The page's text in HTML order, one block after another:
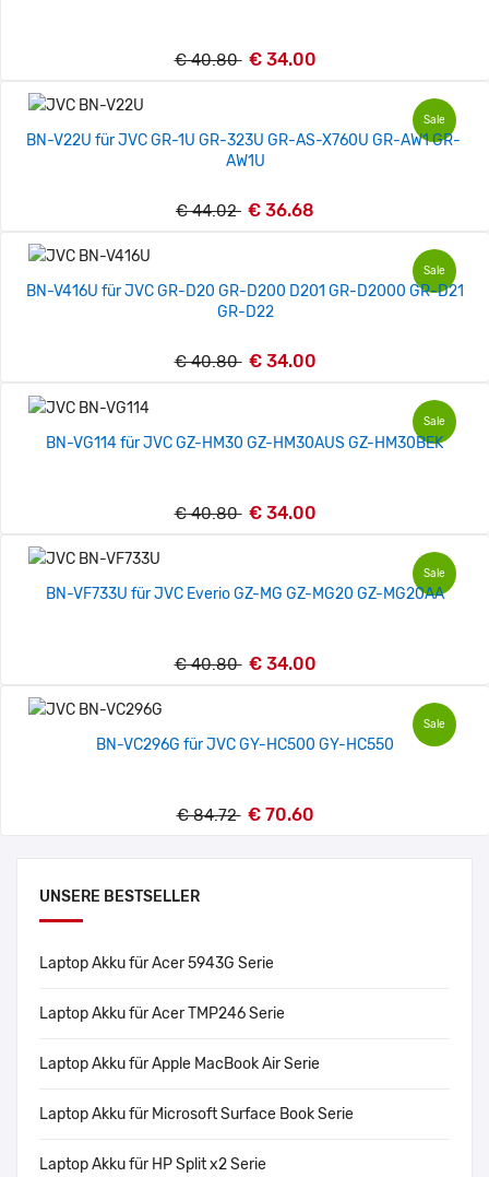
UNSERE BESTSELLER
Laptop Akku für Acer 5943G Serie
Laptop Akku für Acer TMP246 Serie
Laptop Akku für Apple MacBook Air Serie
Laptop Akku für Microsoft Surface Book Serie
Laptop Akku für HP Split x2 Serie
€ 40.80 € 34.00
Sale
BN-V22U für JVC GR-1U GR-323U GR-AS-X760U GR-AW1 GR-
AW1U
€ 44.02 € 36.68
Sale
BN-V416U für JVC GR-D20 GR-D200 D201 GR-D2000 GR-D21
GR-D22
€ 40.80 € 34.00
Sale
BN-VG114 für JVC GZ-HM30 GZ-HM30AUS GZ-HM30BEK
€ 40.80 € 34.00
Sale
BN-VF733U für JVC Everio GZ-MG GZ-MG20 GZ-MG20AA
€ 40.80 € 34.00
Sale
BN-VC296G für JVC GY-HC500 GY-HC550
€ 84.72 € 70.60